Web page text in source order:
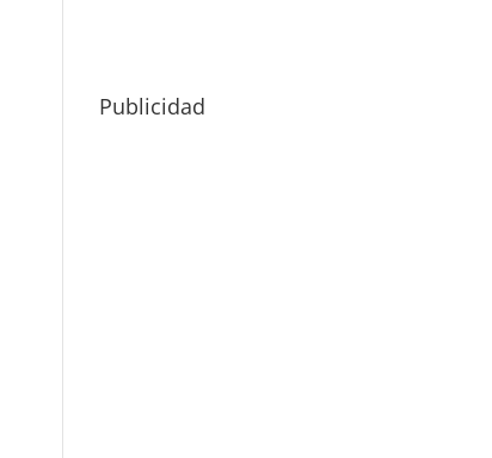
Publicidad